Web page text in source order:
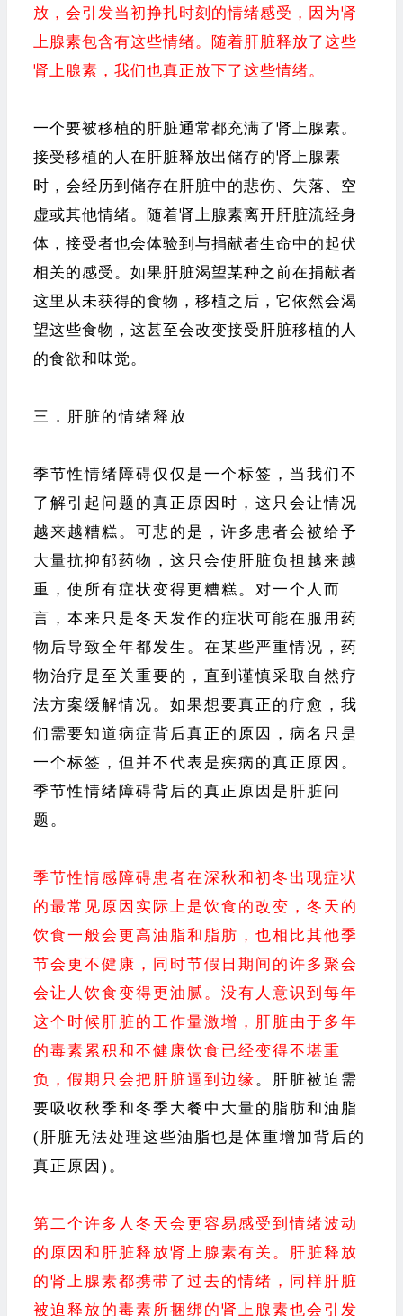
放，会引发当初挣扎时刻的情绪感受，因为肾
上腺素包含有这些情绪。随着肝脏释放了这些
肾上腺素，我们也真正放下了这些情绪。
一个要被移植的肝脏通常都充满了肾上腺素。
接受移植的人在肝脏释放出储存的肾上腺素
时，会经历到储存在肝脏中的悲伤、失落、空
虚或其他情绪。随着肾上腺素离开肝脏流经身
体，接受者也会体验到与捐献者生命中的起伏
相关的感受。如果肝脏渴望某种之前在捐献者
这里从未获得的食物，移植之后，它依然会渴
望这些食物，这甚至会改变接受肝脏移植的人
的食欲和味觉。
三．肝脏的情绪释放
季节性情绪障碍仅仅是一个标签，当我们不
了解引起问题的真正原因时，这只会让情况
越来越糟糕。可悲的是，许多患者会被给予
大量抗抑郁药物，这只会使肝脏负担越来越
重，使所有症状变得更糟糕。对一个人而
言，本来只是冬天发作的症状可能在服用药
物后导致全年都发生。在某些严重情况，药
物治疗是至关重要的，直到谨慎采取自然疗
法方案缓解情况。如果想要真正的疗愈，我
们需要知道病症背后真正的原因，病名只是
一个标签，但并不代表是疾病的真正原因。
季节性情绪障碍背后的真正原因是肝脏问
题。
季节性情感障碍患者在深秋和初冬出现症状
的最常见原因实际上是饮食的改变，冬天的
饮食一般会更高油脂和脂肪，也相比其他季
节会更不健康，同时节假日期间的许多聚会
会让人饮食变得更油腻。没有人意识到每年
这个时候肝脏的工作量激增，肝脏由于多年
的毒素累积和不健康饮食已经变得不堪重
负，假期只会把肝脏逼到边缘。肝脏被迫需
要吸收秋季和冬季大餐中大量的脂肪和油脂
(肝脏无法处理这些油脂也是体重增加背后的
真正原因)。
第二个许多人冬天会更容易感受到情绪波动
的原因和肝脏释放肾上腺素有关。肝脏释放
的肾上腺素都携带了过去的情绪，同样肝脏
被迫释放的毒素所捆绑的肾上腺素也会引发